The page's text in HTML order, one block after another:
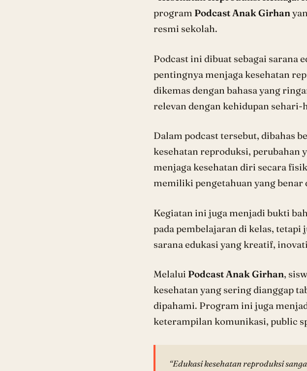
program Podcast Anak Girhan
resmi sekolah.
Podcast ini dibuat sebagai sarana
pentingnya menjaga kesehatan
dikemas dengan bahasa yang
relevan dengan kehidupan sehari-
Dalam podcast tersebut, dibahas
kesehatan reproduksi, perubahan
menjaga kesehatan diri secara
memiliki pengetahuan yang
Kegiatan ini juga menjadi bukti
pada pembelajaran di kelas,
sarana edukasi yang kreatif,
Melalui Podcast Anak Girhan,
kesehatan yang sering dianggap
dipahami. Program ini juga
keterampilan komunikasi, public
“Edukasi kesehatan reproduksi